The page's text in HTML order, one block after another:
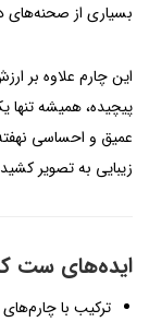
بسیاری از صحنه‌های
این چارم علاوه بر
پیچیده، همیشه تنها
عمیق و احساسی
زیبایی به تصویر
ایده‌های ست
ترکیب با